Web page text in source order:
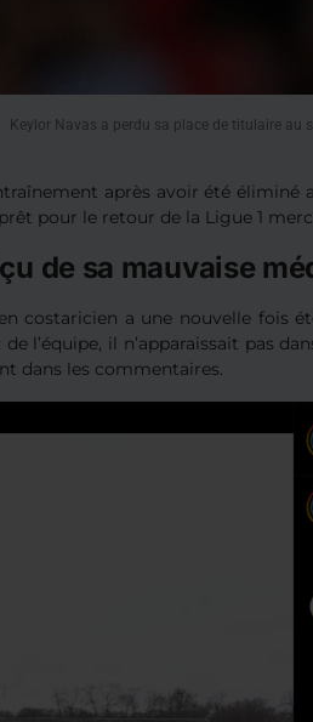
Keylor Navas a perdu sa place de titulaire au
après avoir été
pour le retour de la Ligue 1
de sa mauvaise
costaricien a une nouvelle fois
l’équipe, il n’apparaissait pas
dans les commentaires.